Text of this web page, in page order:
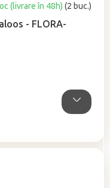
- FLORA-
(livrare în 48h)(2 buc.)